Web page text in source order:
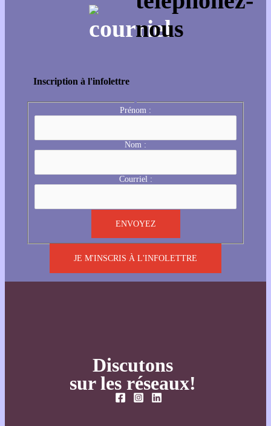
Inscription à l'infolettre
Prénom :
Nom :
Courriel :
JE M'INSCRIS À L'INFOLETTRE
Discutons
sur les réseaux!